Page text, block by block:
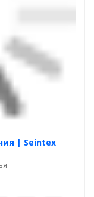
| Seintex